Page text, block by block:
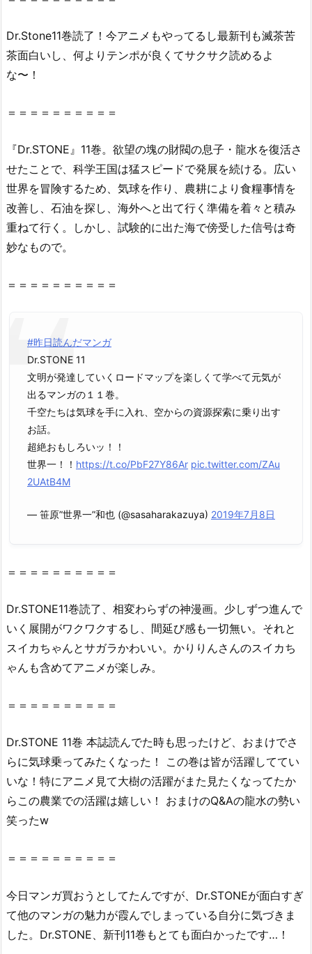
む
こ
と
の？
2.
1.
『D
r.
S
1
巻』
を
救
世
主・
星
の
ロ
（漫
ク
ー
ン）
で
読
由
2.
2.
『D
r.
1
1
Dr.Stone11巻読了！今アニメもやってるし最新刊も滅茶苦
茶面白いし、何よりテンポが良くてサクサク読めるよ
な〜！
＝＝＝＝＝＝＝＝＝＝
『Dr.STONE』11巻。欲望の塊の財閥の息子・龍水を復活さ
せたことで、科学王国は猛スピードで発展を続ける。広い
世界を冒険するため、気球を作り、農耕により食糧事情を
改善し、石油を探し、海外へと出て行く準備を着々と積み
重ねて行く。しかし、試験的に出た海で傍受した信号は奇
妙なもので。
＝＝＝＝＝＝＝＝＝＝
#昨日読んだマンガ
Dr.STONE 11
文明が発達していくロードマップを楽しくて学べて元気が
出るマンガの１１巻。
千空たちは気球を手に入れ、空からの資源探索に乗り出す
お話。
超絶おもしろいッ！！
世界一！！ https://t.co/PbF27Y86Ar pic.twitter.com/ZAu
2UAtB4M
— 笹原”世界一”和也 (@sasaharakazuya) 2019年7月8日
＝＝＝＝＝＝＝＝＝＝
Dr.STONE11巻読了、相変わらずの神漫画。少しずつ進んで
いく展開がワクワクするし、間延び感も一切無い。それと
スイカちゃんとサガラかわいい。かりりんさんのスイカち
ゃんも含めてアニメが楽しみ。
＝＝＝＝＝＝＝＝＝＝
Dr.STONE 11巻 本誌読んでた時も思ったけど、おまけでさ
らに気球乗ってみたくなった！ この巻は皆が活躍しててい
いな！特にアニメ見て大樹の活躍がまた見たくなってたか
らこの農業での活躍は嬉しい！ おまけのQ&Aの龍水の勢い
笑ったw
＝＝＝＝＝＝＝＝＝＝
今日マンガ買おうとしてたんですが、Dr.STONEが面白すぎ
て他のマンガの魅力が霞んでしまっている自分に気づきま
した。Dr.STONE、新刊11巻もとても面白かったです…！